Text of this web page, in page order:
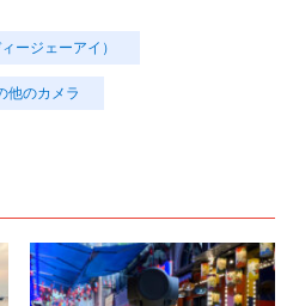
ージェーアイ）
他のカメラ